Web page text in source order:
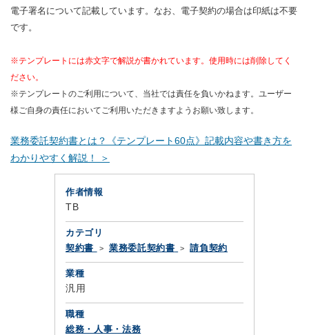
電子署名について記載しています。なお、電子契約の場合は印紙は不要
です。
※テンプレートには赤文字で解説が書かれています。使用時には削除してく
ださい。
※テンプレートのご利用について、当社では責任を負いかねます。ユーザー
様ご自身の責任においてご利用いただきますようお願い致します。
業務委託契約書とは？《テンプレート60点》記載内容や書き方を
わかりやすく解説！ ＞
作者情報
TB
カテゴリ
契約書
業務委託契約書 請負契約
業種
汎用
職種
総務・人事・法務